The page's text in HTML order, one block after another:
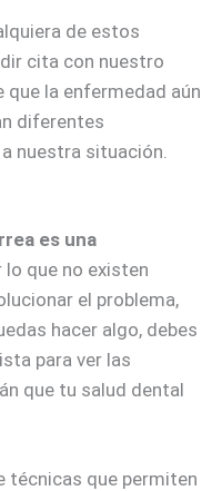
de estos
cita con nuestro
que la enfermedad aún
diferentes
nuestra situación.
es una
lo que no existen
el problema,
hacer algo, debes
para ver las
que tu salud dental
técnicas que permiten